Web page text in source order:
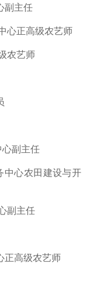
副主任
心正高级农艺师
农艺师
心副主任
中心农田建设与开
副主任
正高级农艺师